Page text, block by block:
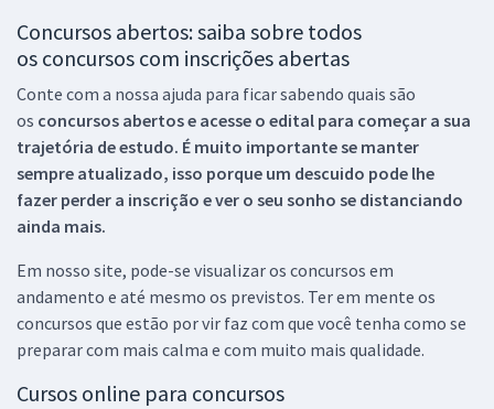
Concursos abertos: saiba sobre todos
os concursos com inscrições abertas
Conte com a nossa ajuda para ficar sabendo quais são
os concursos abertos e acesse o edital para começar a sua
trajetória de estudo. É muito importante se manter
sempre atualizado, isso porque um descuido pode lhe
fazer perder a inscrição e ver o seu sonho se distanciando
ainda mais.
Em nosso site, pode-se visualizar os concursos em
andamento e até mesmo os previstos. Ter em mente os
concursos que estão por vir faz com que você tenha como se
preparar com mais calma e com muito mais qualidade.
Cursos online para concursos